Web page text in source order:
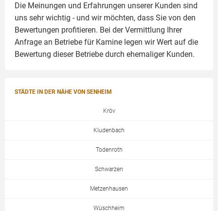
Die Meinungen und Erfahrungen unserer Kunden sind
uns sehr wichtig - und wir möchten, dass Sie von den
Bewertungen profitieren. Bei der Vermittlung Ihrer
Anfrage an Betriebe für Kamine legen wir Wert auf die
Bewertung dieser Betriebe durch ehemaliger Kunden.
STÄDTE IN DER NÄHE VON SENHEIM
Kröv
Kludenbach
Todenroth
Schwarzen
Metzenhausen
Wüschheim